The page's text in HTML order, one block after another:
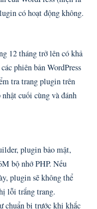
có hoạt động không.
12 tháng trở lên có khả
phiên bản WordPress
tra trang plugin trên
cuối cùng và đánh
plugin bảo mật,
bộ nhớ PHP. Nếu
plugin sẽ không thể
lỗi trắng trang.
chuẩn bị trước khi khắc